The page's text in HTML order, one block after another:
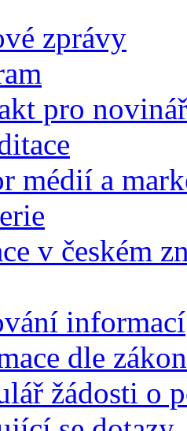
zprávy
pro
médií a
v českém
informací
dle
žádosti o